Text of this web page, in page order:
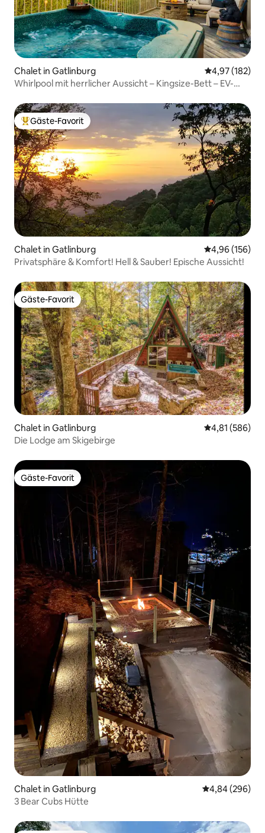
Chalet in Gatlinburg
4,97 (182)
Whirlpool mit herrlicher Aussicht – Kingsize-Bett – EV-
Beliebter Gäste-Favorit.
Gäste-Favorit
Chalet in Gatlinburg
4,96 (156)
Privatsphäre & Komfort! Hell & Sauber! Epische Aussicht!
Gäste-Favorit
Gäste-Favorit
Chalet in Gatlinburg
4,81 (586)
Die Lodge am Skigebirge
Gäste-Favorit
Gäste-Favorit
Chalet in Gatlinburg
4,84 (296)
3 Bear Cubs Hütte